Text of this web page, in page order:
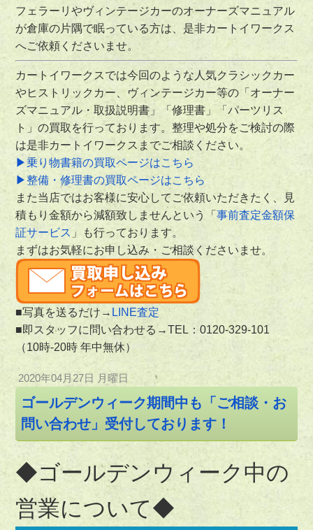
フェラーリやヴィンテージカーのオーナーズマニュアル
が倉庫の片隅で眠っている方は、是非カートイワークス
へご依頼くださいませ。
カートイワークスでは今回のような人気クラシックカー
やヒストリックカー、ヴィンテージカー等の「オーナー
ズマニュアル・取扱説明書」「修理書」「パーツリス
ト」の買取を行っております。整理や処分をご検討の際
は是非カートイワークスまでご相談ください。
▶乗り物書籍の買取ページはこちら
▶整備・修理書の買取ページはこちら
また当店ではお客様に安心してご依頼いただきたく、見
積もり金額から減額致しませんという「事前査定金額保
証サービス 」も行っております。
まずはお気軽にお申し込み・ご相談くださいませ。
■写真を送るだけ→ LINE査定
■即スタッフに問い合わせる→TEL：0120-329-101
（10時-20時 年中無休）
2020年04月27日 月曜日
ゴールデンウィーク期間中も「ご相談・お
問い合わせ」受付しております！
◆ゴールデンウィーク中の
営業について◆